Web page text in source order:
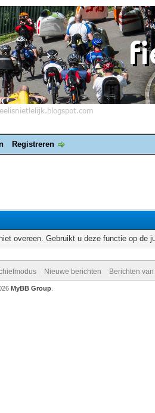
Registreren
overeen. Gebruikt u deze functie op de
Nieuwe berichten Berichten
MyBB Group